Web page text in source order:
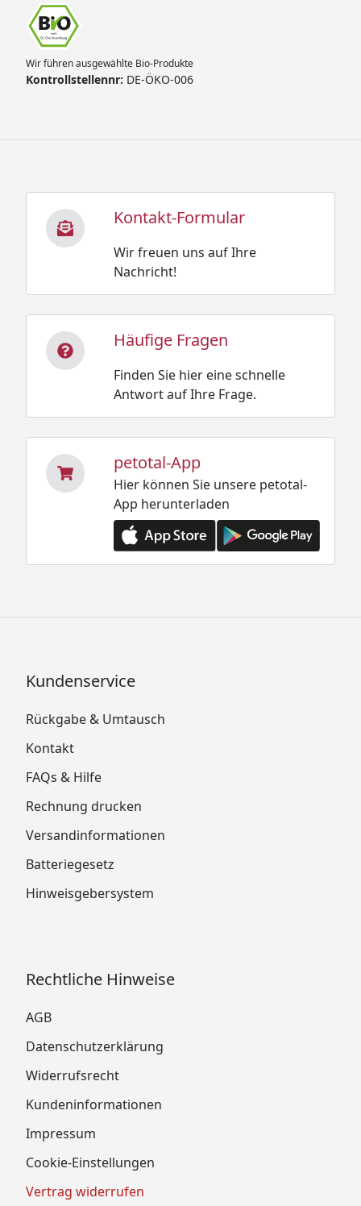
Wir führen ausgewählte Bio-Produkte
Kontrollstellennr: DE-ÖKO-006
Kontakt-Formular
Wir freuen uns auf Ihre
Nachricht!
Häufige Fragen
Finden Sie hier eine schnelle
Antwort auf Ihre Frage.
petotal-App
Hier können Sie unsere petotal-
App herunterladen
Kundenservice
Rückgabe & Umtausch
Kontakt
FAQs & Hilfe
Rechnung drucken
Versandinformationen
Batteriegesetz
Hinweisgebersystem
Rechtliche Hinweise
AGB
Datenschutzerklärung
Widerrufsrecht
Kundeninformationen
Impressum
Cookie-Einstellungen
Vertrag widerrufen